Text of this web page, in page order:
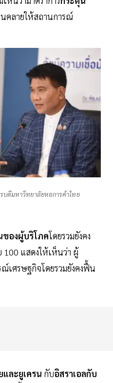
คลายให้สถานการณ์
บดีมหาวิทยาลัยหอการค้าไทย
องผู้บริโภคโดยรวมยังคง
100 แสดงให้เห็นว่า ผู้
เศรษฐกิจโดยรวมยังคงฟื้น
และยูเครน กับอิสราเอลกับ